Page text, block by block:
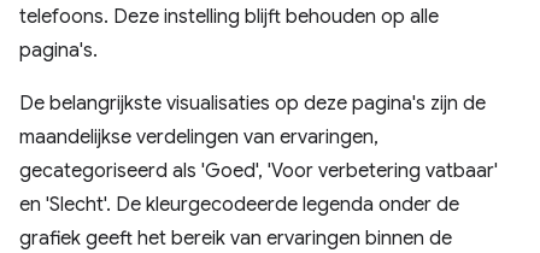
telefoons. Deze instelling blijft behouden op alle
pagina's.
De belangrijkste visualisaties op deze pagina's zijn de
maandelijkse verdelingen van ervaringen,
gecategoriseerd als 'Goed', 'Voor verbetering vatbaar'
en 'Slecht'. De kleurgecodeerde legenda onder de
grafiek geeft het bereik van ervaringen binnen de